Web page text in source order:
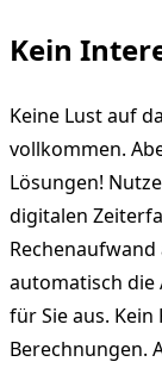
Kein
Keine Lust auf
vollkommen.
Lösungen!
digitalen
automatisch die
für Sie aus.
Berechnungen.